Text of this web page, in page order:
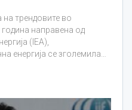
трендовите во
година направена од
(IEA),
енергија се зголемила…